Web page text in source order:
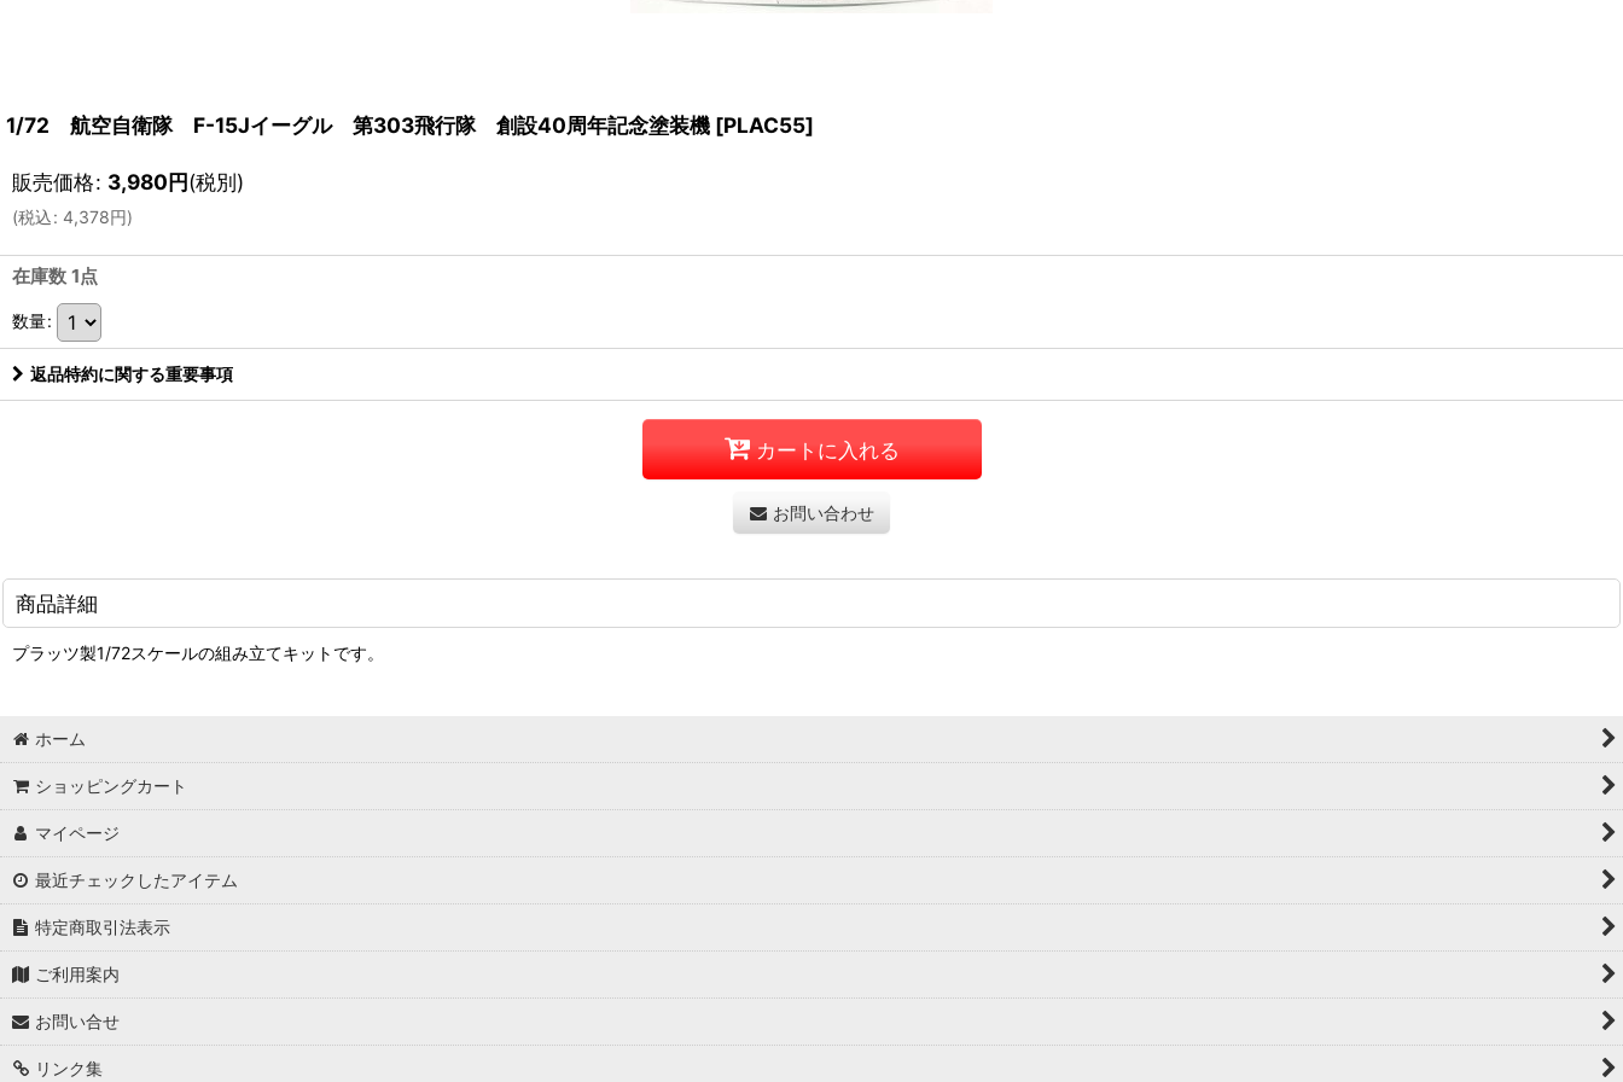
1/72 航空自衛隊 F-15Jイーグル 第303飛行隊 創設40周年記念塗装機 [PLAC55]
販売価格: 3,980円(税別)
(税込: 4,378円)
在庫数 1点
数量:
返品特約に関する重要事項
カートに入れる
お問い合わせ
商品詳細
プラッツ製1/72スケールの組み立てキットです。
ホーム
ショッピングカート
マイページ
最近チェックしたアイテム
特定商取引法表示
ご利用案内
お問い合せ
リンク集